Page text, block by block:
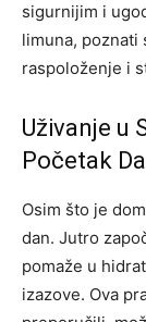
sigurnijim i
limuna, poznati
raspoloženje i
Uživanje u
Početak
Osim što je
dan. Jutro
pomaže u
izazove. Ova